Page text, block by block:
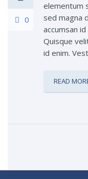
0
elementum
sed magna
accumsan
Quisque
id enim.
READ